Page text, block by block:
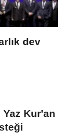
dev
Kur'an